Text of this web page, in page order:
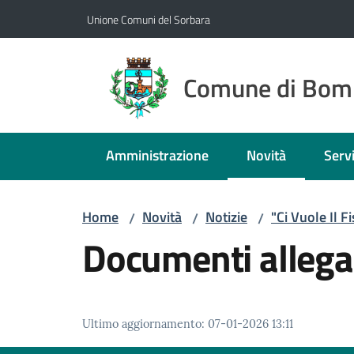
Unione Comuni del Sorbara
Comune di
Amministrazione Novità
Menu selezionato
Home / Novità / Notizie / "Ci Vuole Il
Documenti
Ultimo aggiornamento: 07-01-2026 13:11